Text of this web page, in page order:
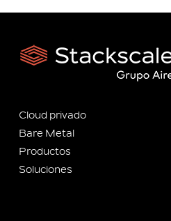
Cloud privado
Bare Metal
Productos
Soluciones